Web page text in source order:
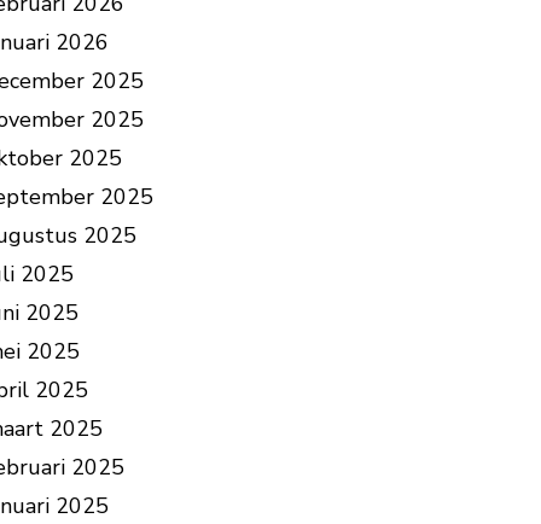
2026
2025
2025
2025
2025
2025
2025
2025
2025
2025
2025
2025
2025